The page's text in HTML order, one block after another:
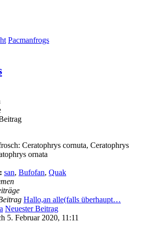
Pacmanfrogs
Ceratophrys cornuta, Ceratophrys
ornata
san, Bufofan, Quak
Hallo,an alle(falls überhaupt…
Neuester Beitrag
5. Februar 2020, 11:11